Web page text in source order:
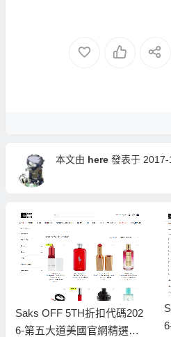
本文由 here發表于 2017-
Saks OFF 5TH折扣代碼202
6-第五大道美國官網精選美